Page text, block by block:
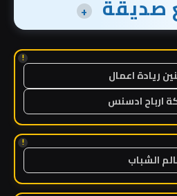
صديقة +
!
ريادة اعمال
ارباح ادسنس
!
الشباب